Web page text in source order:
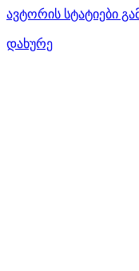
ავტორის სტატიები
დახურე